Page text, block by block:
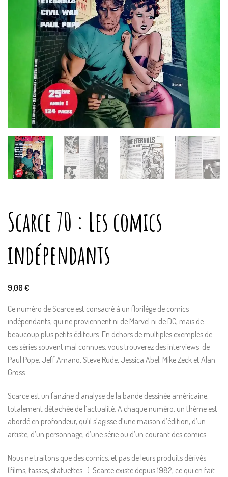
Scarce 70 : Les comics
indépendants
9,00 €
Ce numéro de Scarce est consacré à un florilège de comics
indépendants, qui ne proviennent ni de Marvel ni de DC, mais de
beaucoup plus petits éditeurs. En dehors de multiples exemples de
ces séries souvent mal connues, vous trouverez des interviews de
Paul Pope, Jeff Amano, Steve Rude, Jessica Abel, Mike Zeck et Alan
Gross.
Scarce est un fanzine d’analyse de la bande dessinée américaine,
totalement détachée de l’actualité. A chaque numéro, un théme est
abordé en profondeur, qu’il s’agisse d’une maison d’édition, d’un
artiste, d’un personnage, d’une série ou d’un courant des comics.
Nous ne traitons que des comics, et pas de leurs produits dérivés
(films, tasses, statuettes…). Scarce existe depuis 1982, ce qui en fait